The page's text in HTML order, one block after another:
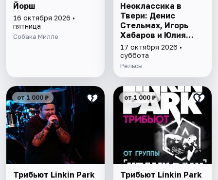
Йорш
16 октября 2026 •
пятница
Собака Милле
Неоклассика в
Твери: Денис
Стельмах, Игорь
Хабаров и Юлия
Коцкая
17 октября 2026 •
суббота
Рельсы
от 1 000 ₽
Трибьют Linkin Park
от 1 000 ₽
Трибьют Linkin Park